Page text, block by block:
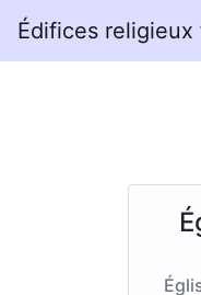
Édifices religieux